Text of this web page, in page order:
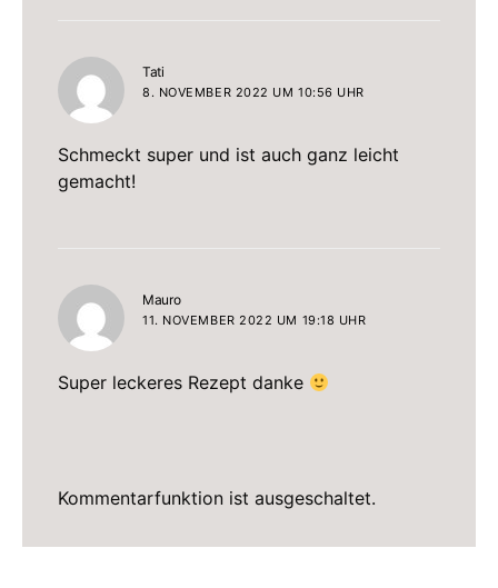
Tati
8. NOVEMBER 2022 UM 10:56 UHR
Schmeckt super und ist auch ganz leicht
gemacht!
Maurosagt:
11. NOVEMBER 2022 UM 19:18 UHR
Super leckeres Rezept danke
Kommentarfunktion ist ausgeschaltet.